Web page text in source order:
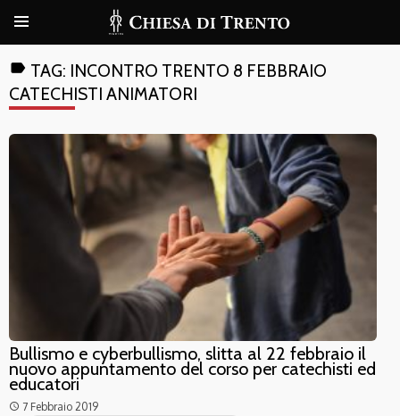
label TAG: INCONTRO TRENTO 8 FEBBRAIO
CATECHISTI ANIMATORI
Bullismo e cyberbullismo, slitta al 22 febbraio il
nuovo appuntamento del corso per catechisti ed
educatori
access_time 7 Febbraio 2019